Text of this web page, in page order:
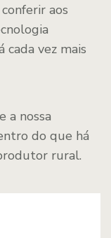
aos
vez mais
a nossa
do que há
rural.